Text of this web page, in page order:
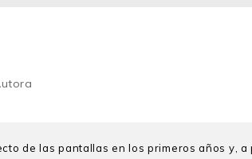
de las pantallas en los primeros años y,